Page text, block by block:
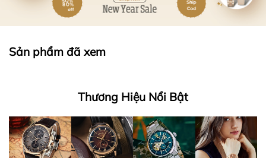
Sản phẩm đã xem
Thương Hiệu Nổi Bật